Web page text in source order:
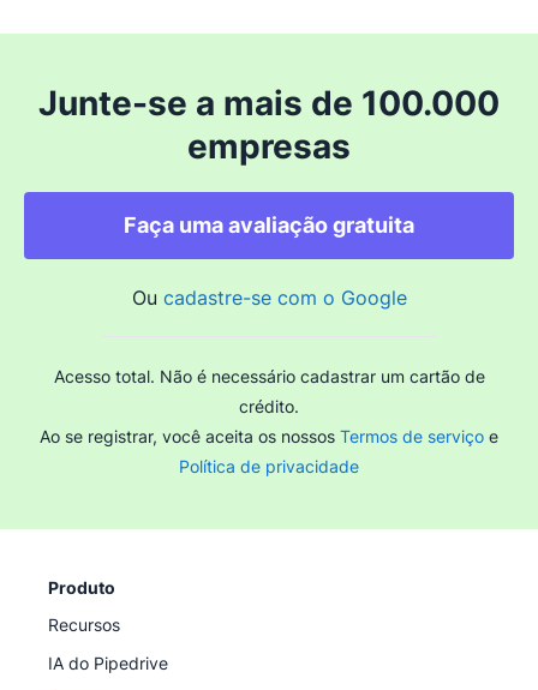
Junte-se a mais de 100.000
empresas
Faça uma avaliação gratuita
Ou cadastre-se com o Google
Acesso total. Não é necessário cadastrar um cartão de
crédito.
Ao se registrar, você aceita os nossos Termos de serviço e
Política de privacidade
Produto
Recursos
IA do Pipedrive